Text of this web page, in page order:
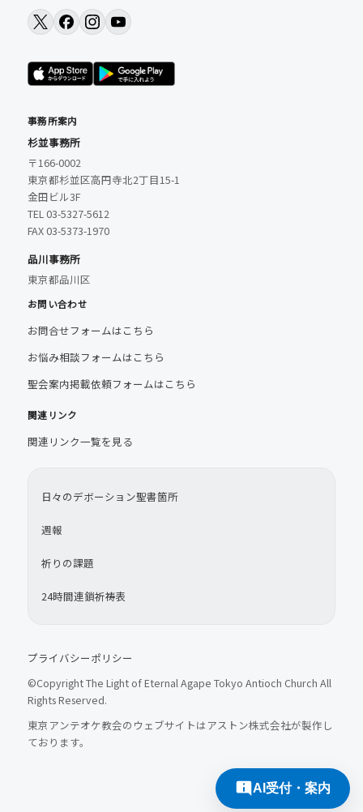
事務所案内
杉並事務所
〒166-0002
東京都杉並区高円寺北2丁目15-1
金田ビル3F
TEL 03-5327-5612
FAX 03-5373-1970
品川事務所
東京都品川区
お問い合わせ
お問合せフォームはこちら
お悩み相談フォームはこちら
聖会案内掲載依頼フォームはこちら
関連リンク
関連リンク一覧を見る
日々のデボーション聖書箇所
週報
祈りの課題
24時間連鎖祈祷表
プライバシーポリシー
©Copyright The Light of Eternal Agape Tokyo Antioch Church All
Rights Reserved.
東京アンテオケ教会のウェブサイトはアストン株式会社が製作し
ております。
AI受付・案内